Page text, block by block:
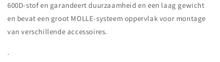
600D-stof en garandeert duurzaamheid en een laag gewicht
en bevat een groot MOLLE-systeem oppervlak voor montage
van verschillende accessoires.
.